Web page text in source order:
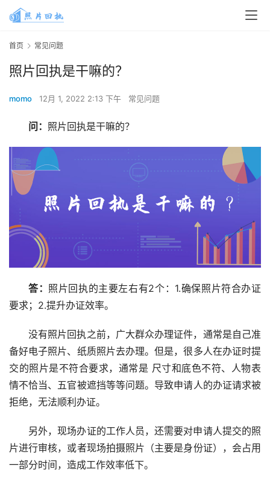
首页 常见问题
照片回执是干嘛的？
momo 12月 1, 2022 2:13 下午 常见问题
问： 照片回执是干嘛的？
答： 照片回执的主要左右有2个：1.确保照片符合办证
要求；2.提升办证效率。
没有照片回执之前，广大群众办理证件，通常是自己准
备好电子照片、纸质照片去办理。但是，很多人在办证时提
交的照片是不符合要求，通常是 尺寸和底色不符、人物表
情不恰当、五官被遮挡等等问题。导致申请人的办证请求被
拒绝，无法顺利办证。
另外，现场办证的工作人员，还需要对申请人提交的照
片进行审核，或者现场拍摄照片（主要是身份证），会占用
一部分时间，造成工作效率低下。